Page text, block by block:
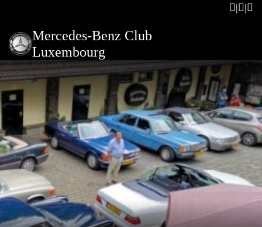
Mercedes-Benz Club
Luxembourg